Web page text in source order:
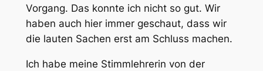
Vorgang. Das konnte ich nicht so gut. Wir
haben auch hier immer geschaut, dass wir
die lauten Sachen erst am Schluss machen.
Ich habe meine Stimmlehrerin von der